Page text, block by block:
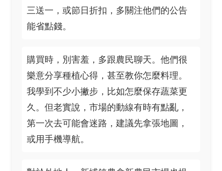
三送一，或節日折扣，多關注他們的公告
能省點錢。
購買時，別害羞，多跟農民聊天。他們很
樂意分享種植心得，甚至教你怎麼料理。
我學到不少小撇步，比如怎麼保存蔬菜更
久。但老實說，市場的動線有時有點亂，
第一次去可能會迷路，建議先拿張地圖，
或用手機導航。